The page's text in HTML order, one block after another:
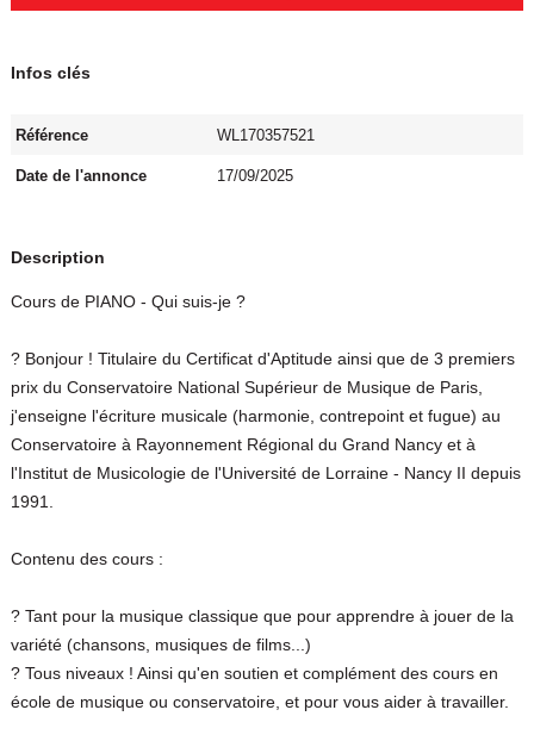
Infos clés
Référence WL170357521
Date de l'annonce 17/09/2025
Description
Cours de PIANO - Qui suis-je ?
? Bonjour ! Titulaire du Certificat d'Aptitude ainsi que de 3 premiers
prix du Conservatoire National Supérieur de Musique de Paris,
j'enseigne l'écriture musicale (harmonie, contrepoint et fugue) au
Conservatoire à Rayonnement Régional du Grand Nancy et à
l'Institut de Musicologie de l'Université de Lorraine - Nancy II depuis
1991.
Contenu des cours :
? Tant pour la musique classique que pour apprendre à jouer de la
variété (chansons, musiques de films...)
? Tous niveaux ! Ainsi qu'en soutien et complément des cours en
école de musique ou conservatoire, et pour vous aider à travailler.